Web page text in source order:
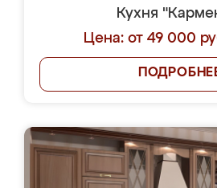
Кухня
Цена: от 49 000